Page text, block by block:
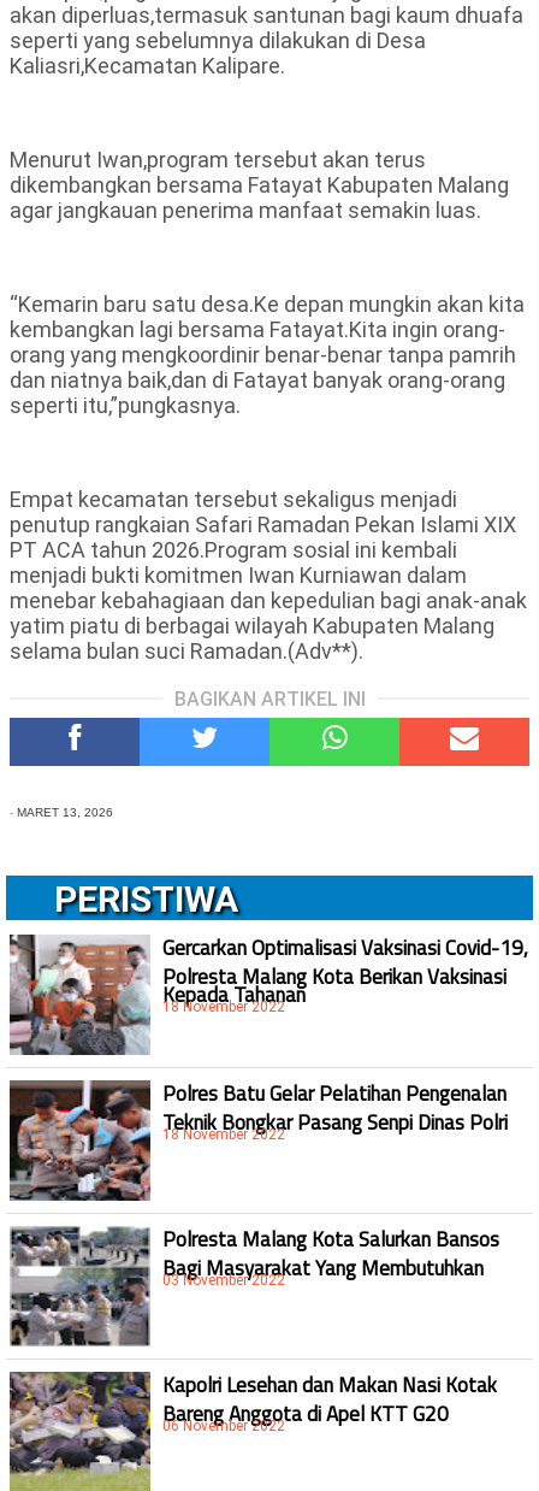
akan diperluas,termasuk santunan bagi kaum dhuafa
seperti yang sebelumnya dilakukan di Desa
Kaliasri,Kecamatan Kalipare.
Menurut Iwan,program tersebut akan terus
dikembangkan bersama Fatayat Kabupaten Malang
agar jangkauan penerima manfaat semakin luas.
“Kemarin baru satu desa.Ke depan mungkin akan kita
kembangkan lagi bersama Fatayat.Kita ingin orang-
orang yang mengkoordinir benar-benar tanpa pamrih
dan niatnya baik,dan di Fatayat banyak orang-orang
seperti itu,”pungkasnya.
Empat kecamatan tersebut sekaligus menjadi
penutup rangkaian Safari Ramadan Pekan Islami XIX
PT ACA tahun 2026.Program sosial ini kembali
menjadi bukti komitmen Iwan Kurniawan dalam
menebar kebahagiaan dan kepedulian bagi anak-anak
yatim piatu di berbagai wilayah Kabupaten Malang
selama bulan suci Ramadan.(Adv**).
BAGIKAN ARTIKEL INI
- MARET 13, 2026
PERISTIWA
Gercarkan Optimalisasi Vaksinasi Covid-19,
Polresta Malang Kota Berikan Vaksinasi
Kepada Tahanan
18 November 2022
Polres Batu Gelar Pelatihan Pengenalan
Teknik Bongkar Pasang Senpi Dinas Polri
18 November 2022
Polresta Malang Kota Salurkan Bansos
Bagi Masyarakat Yang Membutuhkan
03 November 2022
Kapolri Lesehan dan Makan Nasi Kotak
Bareng Anggota di Apel KTT G20
06 November 2022